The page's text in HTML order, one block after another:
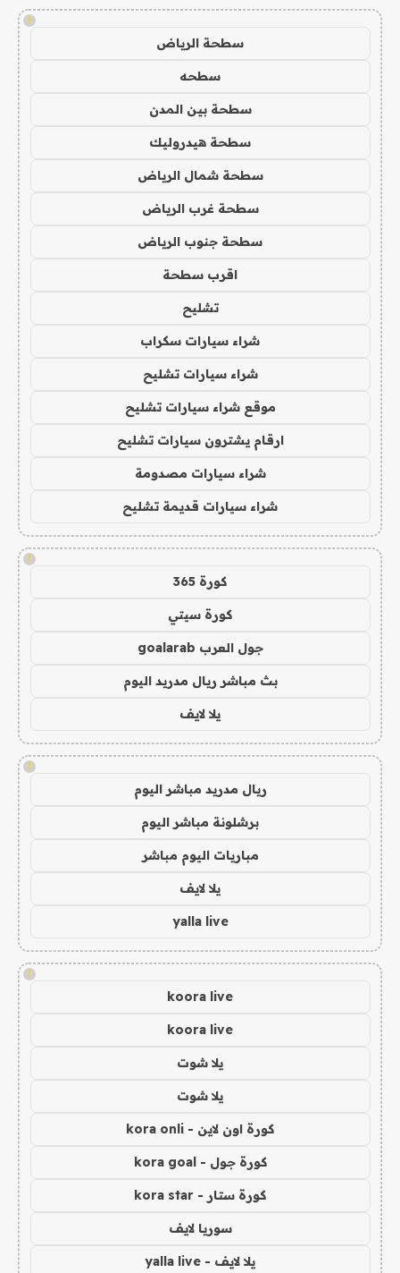
!
سطحة الرياض
سطحه
سطحة بين المدن
سطحة هيدروليك
سطحة شمال الرياض
سطحة غرب الرياض
سطحة جنوب الرياض
اقرب سطحة
تشليح
شراء سيارات سكراب
شراء سيارات تشليح
موقع شراء سيارات تشليح
ارقام يشترون سيارات تشليح
شراء سيارات مصدومة
شراء سيارات قديمة تشليح
!
كورة 365
كورة سيتي
جول العرب goalarab
بث مباشر ريال مدريد اليوم
يلا لايف
!
ريال مدريد مباشر اليوم
برشلونة مباشر اليوم
مباريات اليوم مباشر
يلا لايف
yalla live
!
koora live
koora live
يلا شوت
يلا شوت
كورة اون لاين - kora onli
كورة جول - kora goal
كورة ستار - kora star
سوريا لايف
يلا لايف - yalla live